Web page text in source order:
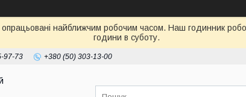
найближчим робочим часом. Наш годинник
години в суботу.
97-73 +380 (50) 303-13-00